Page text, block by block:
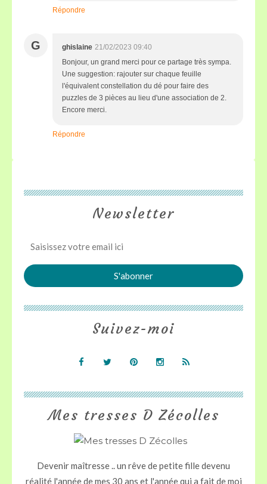
Répondre
G ghislaine 21/02/2023 09:40
Bonjour, un grand merci pour ce partage très sympa.
Une suggestion: rajouter sur chaque feuille
l'équivalent constellation du dé pour faire des
puzzles de 3 pièces au lieu d'une association de 2.
Encore merci.
Répondre
Newsletter
Mes tresses D Zécolles
Devenir maîtresse .. un rêve de petite fille devenu
réalité l'année de mes 30 ans et l'année qui a fait de moi
Suivez-moi